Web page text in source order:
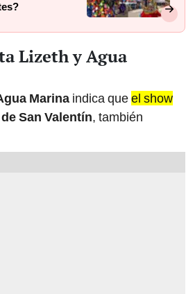
Lizeth y Agua
Marina indica queel show
San Valentín, también